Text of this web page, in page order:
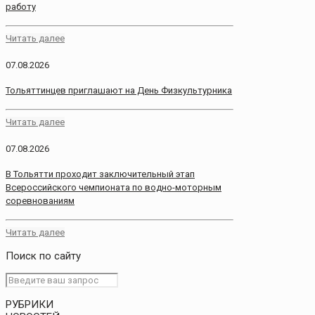
работу
Читать далее
07.08.2026
Тольяттинцев приглашают на День Физкультурника
Читать далее
07.08.2026
В Тольятти проходит заключительный этап
Всероссийского чемпионата по водно-моторным
соревнованиям
Читать далее
Поиск по сайту
РУБРИКИ